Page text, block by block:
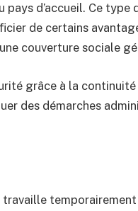
pays d’accueil. Ce type
de certains
couverture sociale
grâce à la continuité
des démarches
travaille temporairement